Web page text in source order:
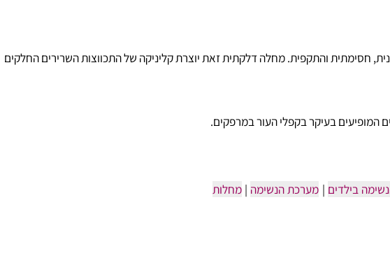
והתקפית. מחלה דלקתית זאת יוצרת קליניקה של התכווצות השרירים החלקים